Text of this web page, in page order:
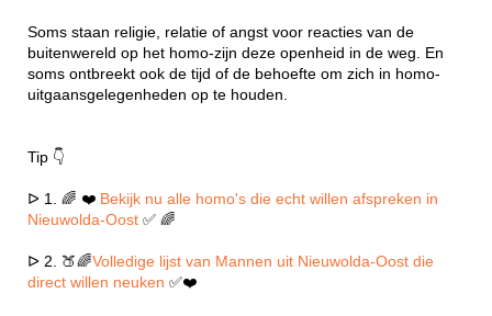
Soms staan religie, relatie of angst voor reacties van de
buitenwereld op het homo-zijn deze openheid in de weg. En
soms ontbreekt ook de tijd of de behoefte om zich in homo-
uitgaansgelegenheden op te houden.
Tip 👇
ᐅ 1. 🌈 ❤️ Bekijk nu alle homo's die echt willen afspreken in
Nieuwolda-Oost ✅ 🌈
ᐅ 2. 🍑🌈Volledige lijst van Mannen uit Nieuwolda-Oost die
direct willen neuken ✅❤️